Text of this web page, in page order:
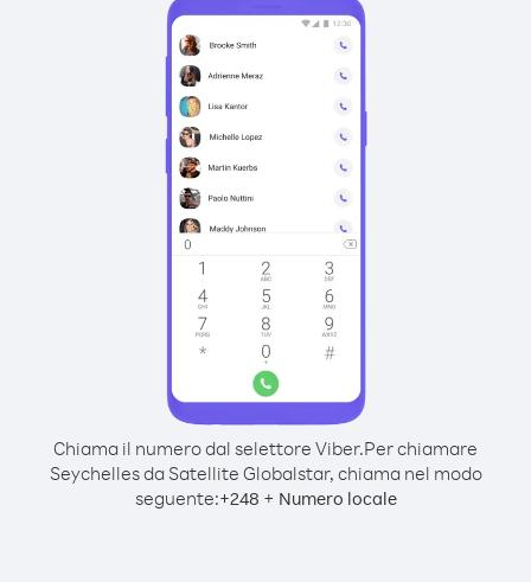
Chiama il numero dal selettore Viber.Per chiamare
Seychelles da Satellite Globalstar, chiama nel modo
seguente:+248 + Numero locale